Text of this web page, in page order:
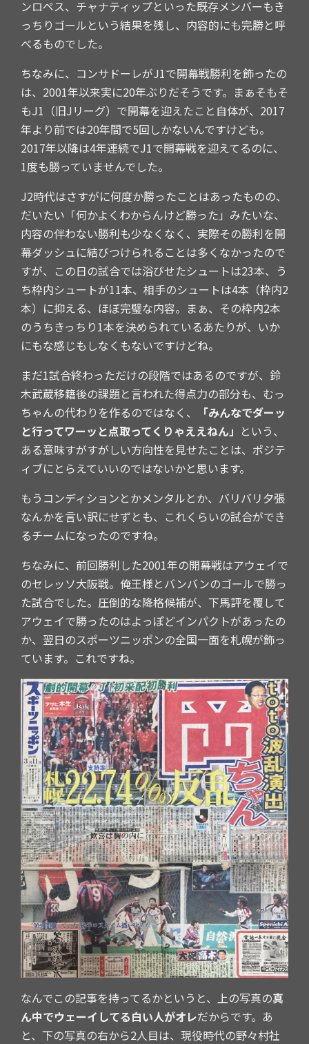
ンロペス、チャナティップといった既存メンバーもき
っちりゴールという結果を残し、内容的にも完勝と呼
べるものでした。
ちなみに、コンサドーレがJ1で開幕戦勝利を飾ったの
は、2001年以来実に20年ぶりだそうです。まぁそもそ
もJ1（旧Jリーグ）で開幕を迎えたこと自体が、2017
年より前では20年間で5回しかないんですけども。
2017年以降は4年連続でJ1で開幕戦を迎えてるのに、
1度も勝っていませんでした。
J2時代はさすがに何度か勝ったことはあったものの、
だいたい「何かよくわからんけど勝った」みたいな、
内容の伴わない勝利も少なくなく、実際その勝利を開
幕ダッシュに結びつけられることは多くなかったので
すが、この日の試合では浴びせたシュートは23本、う
ち枠内シュートが11本、相手のシュートは4本（枠内2
本）に抑える、ほぼ完璧な内容。まぁ、その枠内2本
のうちきっちり1本を決められているあたりが、いか
にもな感じもしなくもないですけどね。
まだ1試合終わっただけの段階ではあるのですが、鈴
木武蔵移籍後の課題と言われた得点力の部分も、むっ
ちゃんの代わりを作るのではなく、
「みんなでダーッ
と行ってワーッと点取ってくりゃええねん」 という、
ある意味すがすがしい方向性を見せたことは、ポジテ
ィブにとらえていいのではないかと思います。
もうコンディションとかメンタルとか、バリバリ夕張
なんかを言い訳にせずとも、これくらいの試合ができ
るチームになったのですね。
ちなみに、前回勝利した2001年の開幕戦はアウェイで
のセレッソ大阪戦。俺王様とバンバンのゴールで勝っ
た試合でした。圧倒的な降格候補が、下馬評を覆して
アウェイで勝ったのはよっぽどインパクトがあったの
か、翌日のスポーツニッポンの全国一面を札幌が飾っ
ています。これですね。
なんでこの記事を持ってるかというと、上の写真の真
ん中でウェーイしてる白い人がオレだからです。あ
と、下の写真の右から2人目は、現役時代の野々村社